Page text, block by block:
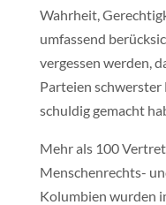
Wahrheit,
umfassend
vergessen werden,
Parteien
schuldig gemacht
Mehr als 100
Menschenrechts-
Kolumbien wurden